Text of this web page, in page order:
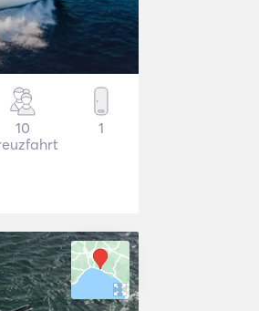
10
1